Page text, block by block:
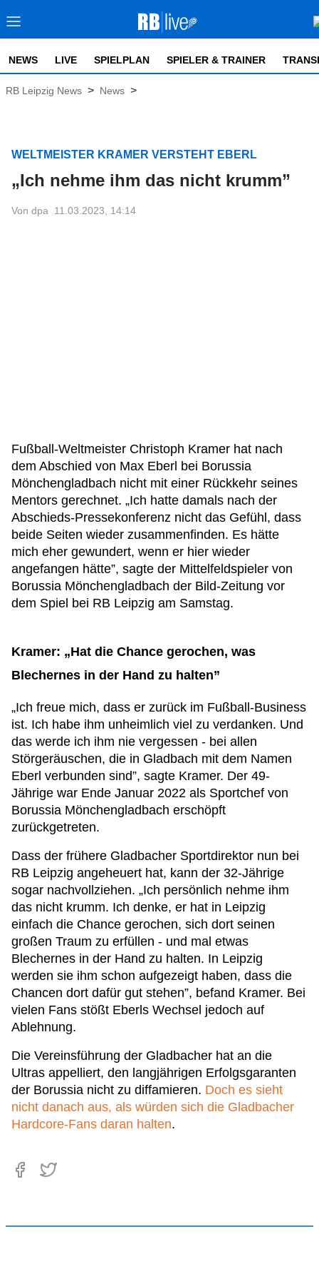
NEWS LIVE SPIELPLAN SPIELER & TRAINER
RB Leipzig News > News >
WELTMEISTER KRAMER VERSTEHT EBERL
„Ich nehme ihm das nicht krumm”
Von dpa 11.03.2023, 14:14
Fußball-Weltmeister Christoph Kramer hat nach
dem Abschied von Max Eberl bei Borussia
Mönchengladbach nicht mit einer Rückkehr seines
Mentors gerechnet. „Ich hatte damals nach der
Abschieds-Pressekonferenz nicht das Gefühl, dass
beide Seiten wieder zusammenfinden. Es hätte
mich eher gewundert, wenn er hier wieder
angefangen hätte”, sagte der Mittelfeldspieler von
Borussia Mönchengladbach der Bild-Zeitung vor
dem Spiel bei RB Leipzig am Samstag.
Kramer: „Hat die Chance gerochen, was
Blechernes in der Hand zu halten”
„Ich freue mich, dass er zurück im Fußball-Business
ist. Ich habe ihm unheimlich viel zu verdanken. Und
das werde ich ihm nie vergessen - bei allen
Störgeräuschen, die in Gladbach mit dem Namen
Eberl verbunden sind”, sagte Kramer. Der 49-
Jährige war Ende Januar 2022 als Sportchef von
Borussia Mönchengladbach erschöpft
zurückgetreten.
Dass der frühere Gladbacher Sportdirektor nun bei
RB Leipzig angeheuert hat, kann der 32-Jährige
sogar nachvollziehen. „Ich persönlich nehme ihm
das nicht krumm. Ich denke, er hat in Leipzig
einfach die Chance gerochen, sich dort seinen
großen Traum zu erfüllen - und mal etwas
Blechernes in der Hand zu halten. In Leipzig
werden sie ihm schon aufgezeigt haben, dass die
Chancen dort dafür gut stehen”, befand Kramer. Bei
vielen Fans stößt Eberls Wechsel jedoch auf
Ablehnung.
Die Vereinsführung der Gladbacher hat an die
Ultras appelliert, den langjährigen Erfolgsgaranten
der Borussia nicht zu diffamieren. Doch es sieht
nicht danach aus, als würden sich die Gladbacher
Hardcore-Fans daran halten.